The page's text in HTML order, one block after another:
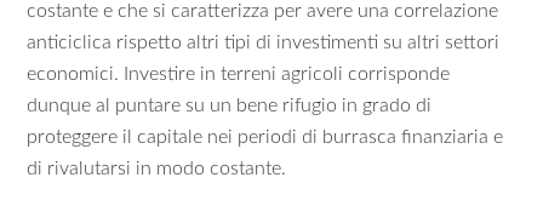
costante e che si caratterizza per avere una correlazione
anticiclica rispetto altri tipi di investimenti su altri settori
economici. Investire in terreni agricoli corrisponde
dunque al puntare su un bene rifugio in grado di
proteggere il capitale nei periodi di burrasca finanziaria e
di rivalutarsi in modo costante.